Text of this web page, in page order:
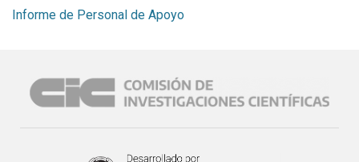
Informe de Personal de Apoyo